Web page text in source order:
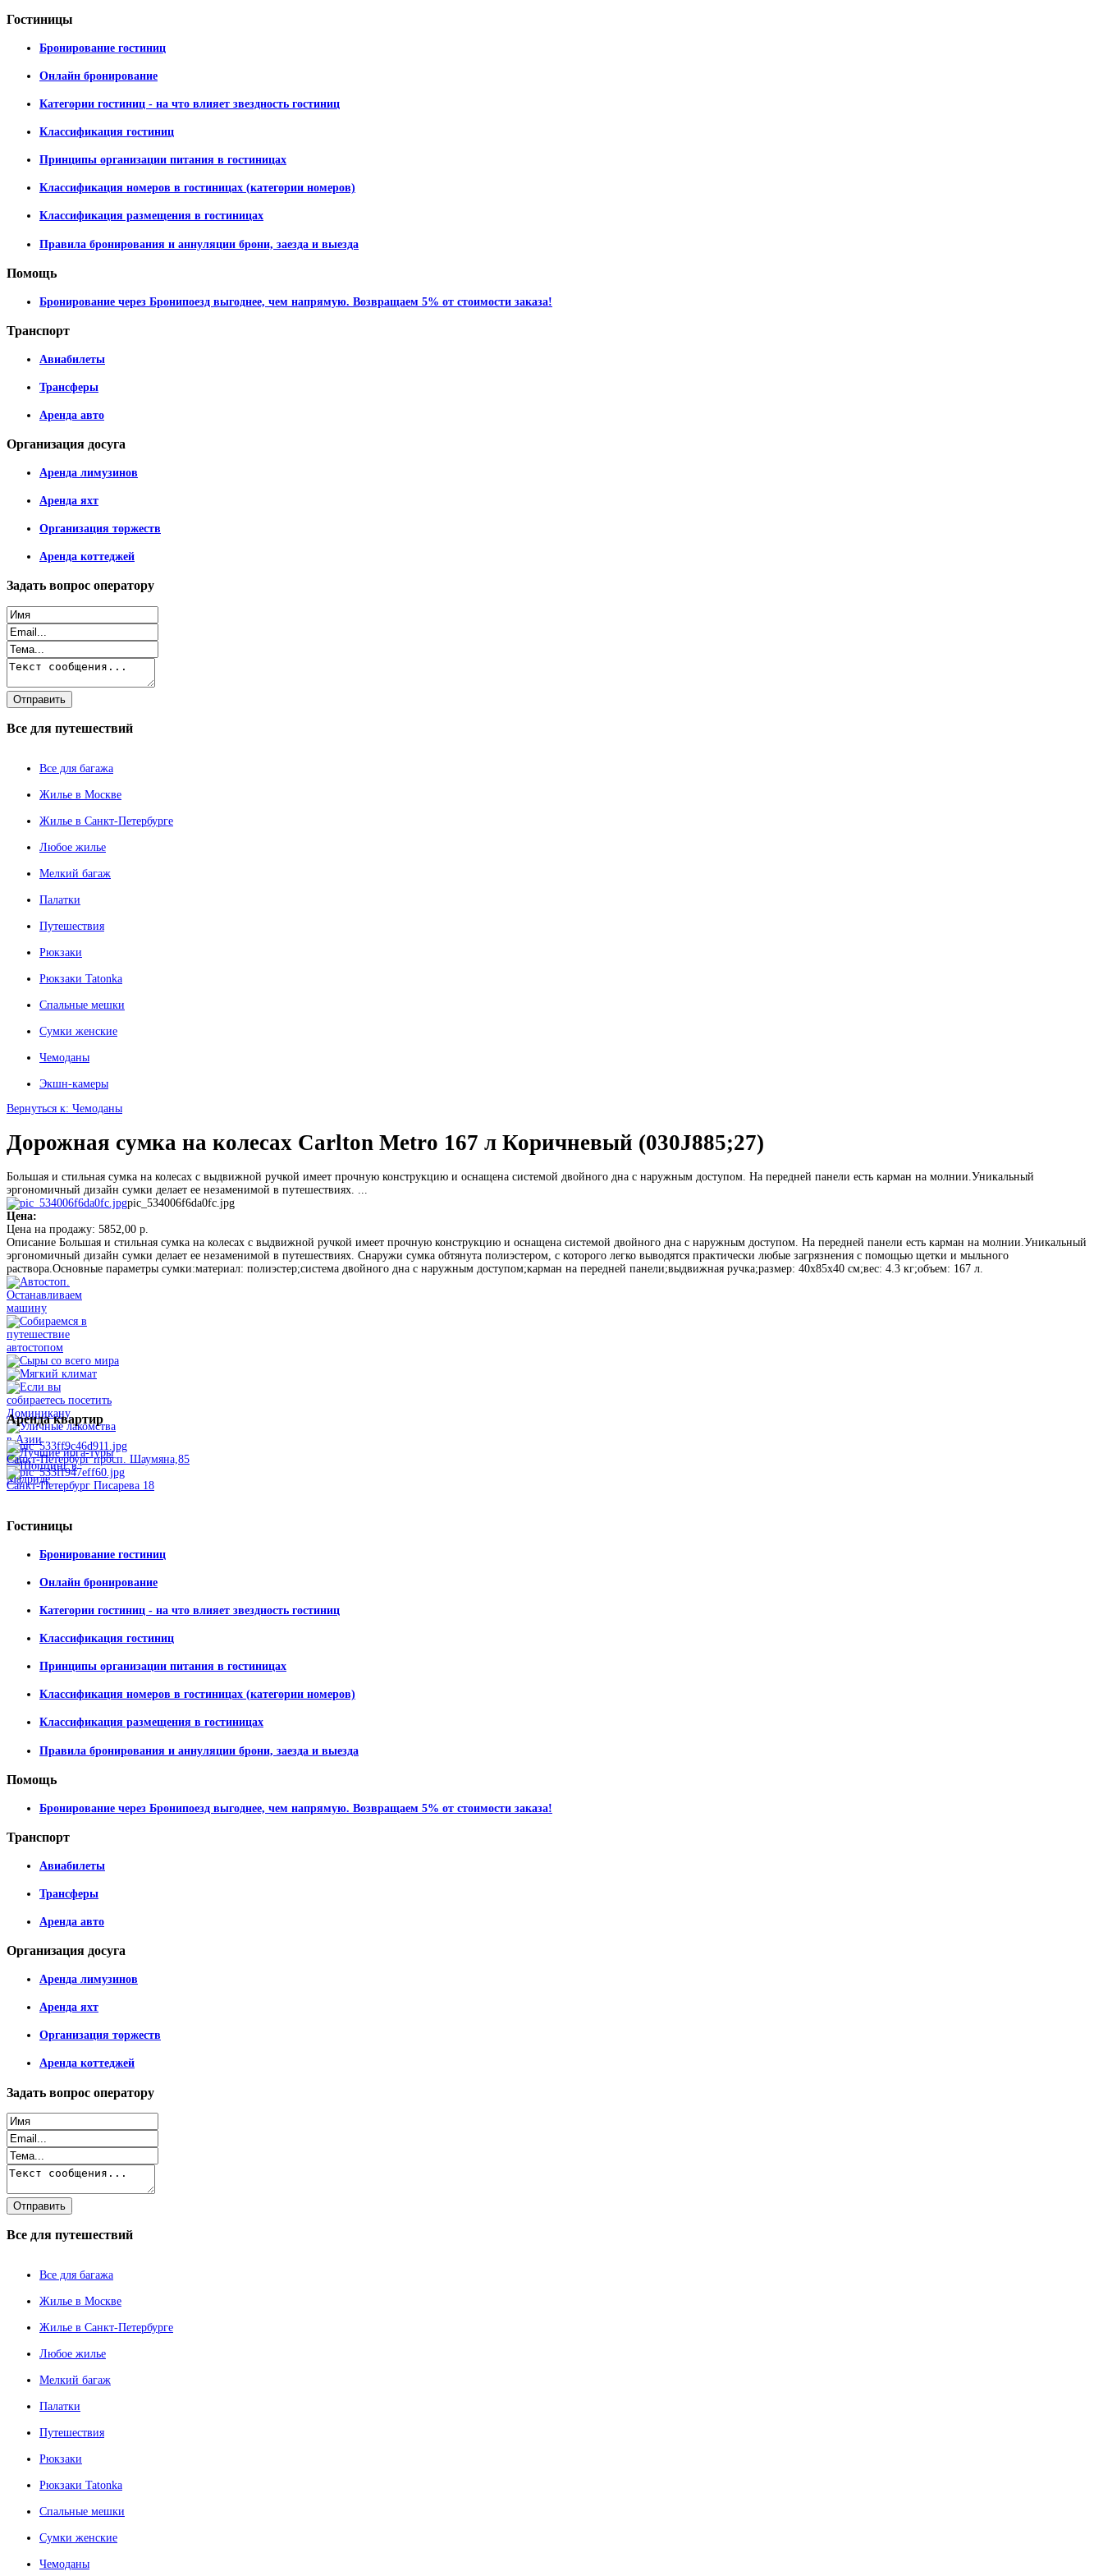
Гостиницы
Бронирование гостиниц
Онлайн бронирование
Категории гостиниц - на что влияет звездность гостиниц
Классификация гостиниц
Принципы организации питания в гостиницах
Классификация номеров в гостиницах (категории номеров)
Классификация размещения в гостиницах
Правила бронирования и аннуляции брони, заезда и выезда
Помощь
Бронирование через Бронипоезд выгоднее, чем напрямую. Возвращаем 5% от стоимости заказа!
Транспорт
Авиабилеты
Трансферы
Аренда авто
Организация досуга
Аренда лимузинов
Аренда яхт
Организация торжеств
Аренда коттеджей
Задать вопрос оператору
Все для путешествий
Все для багажа
Жилье в Москве
Жилье в Санкт-Петербурге
Любое жилье
Мелкий багаж
Палатки
Путешествия
Рюкзаки
Рюкзаки Tatonka
Спальные мешки
Сумки женские
Чемоданы
Экшн-камеры
Вернуться к: Чемоданы
Дорожная сумка на колесах Carlton Metro 167 л Коричневый (030J885;27)
Большая и стильная сумка на колесах с выдвижной ручкой имеет прочную конструкцию и оснащена системой двойного дна с наружным доступом. На передней панели есть карман на молнии.Уникальный
эргономичный дизайн сумки делает ее незаменимой в путешествиях. ...
pic_534006f6da0fc.jpg
Цена:
Цена на продажу: 5852,00 р.
Описание Большая и стильная сумка на колесах с выдвижной ручкой имеет прочную конструкцию и оснащена системой двойного дна с наружным доступом. На передней панели есть карман на молнии.Уникальный
эргономичный дизайн сумки делает ее незаменимой в путешествиях. Снаружи сумка обтянута полиэстером, с которого легко выводятся практически любые загрязнения с помощью щетки и мыльного
раствора.Основные параметры сумки:материал: полиэстер;система двойного дна с наружным доступом;карман на передней панели;выдвижная ручка;размер: 40х85х40 см;вес: 4.3 кг;объем: 167 л.
Арендаквартир
Санкт-Петербург просп. Шаумяна,85
Санкт-Петербург Писарева 18
Гостиницы
Бронирование гостиниц
Онлайн бронирование
Категории гостиниц - на что влияет звездность гостиниц
Классификация гостиниц
Принципы организации питания в гостиницах
Классификация номеров в гостиницах (категории номеров)
Классификация размещения в гостиницах
Правила бронирования и аннуляции брони, заезда и выезда
Помощь
Бронирование через Бронипоезд выгоднее, чем напрямую. Возвращаем 5% от стоимости заказа!
Транспорт
Авиабилеты
Трансферы
Аренда авто
Организация досуга
Аренда лимузинов
Аренда яхт
Организация торжеств
Аренда коттеджей
Задать вопрос оператору
Все для путешествий
Все для багажа
Жилье в Москве
Жилье в Санкт-Петербурге
Любое жилье
Мелкий багаж
Палатки
Путешествия
Рюкзаки
Рюкзаки Tatonka
Спальные мешки
Сумки женские
Чемоданы